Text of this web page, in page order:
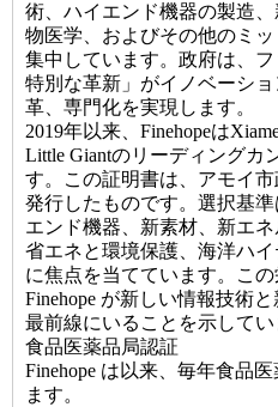
術、ハイエンド機器の製造
物医学、およびその他のミ
集中しています。政府は、フ
特別な革新」がイノベーシ
革、専門化を実現します。
2019年以来、Finehopeは
Little Giantのリーディングカ
す。この証明書は、アモイ
発行したものです。選択基
エンド機器、新素材、新エ
省エネと環境保護、海洋ハ
に焦点を当てています。この
Finehope が新しい情報技術
最前線にいることを示してい
食品医薬品局認証
Finehope は以来、毎年食品
ます。